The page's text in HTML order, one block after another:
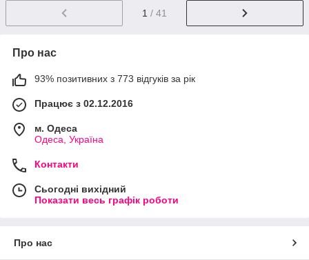
1 / 41
Про нас
93% позитивних з 773 відгуків за рік
Працює з 02.12.2016
м. Одеса
Одеса, Україна
Контакти
Сьогодні вихідний
Показати весь графік роботи
Про нас